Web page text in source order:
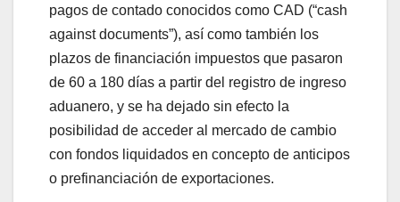
pagos de contado conocidos como CAD (“cash
against documents”), así como también los
plazos de financiación impuestos que pasaron
de 60 a 180 días a partir del registro de ingreso
aduanero, y se ha dejado sin efecto la
posibilidad de acceder al mercado de cambio
con fondos liquidados en concepto de anticipos
o prefinanciación de exportaciones.